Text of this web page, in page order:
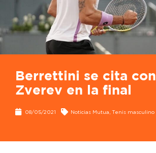
Berrettini se cita con
Zverev en la final
08/05/2021 Noticias Mutua Tenis masculino